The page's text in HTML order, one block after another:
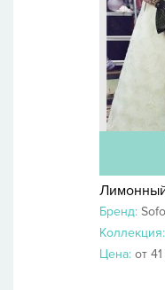
Бренд:
Коллекция:
Цена: от